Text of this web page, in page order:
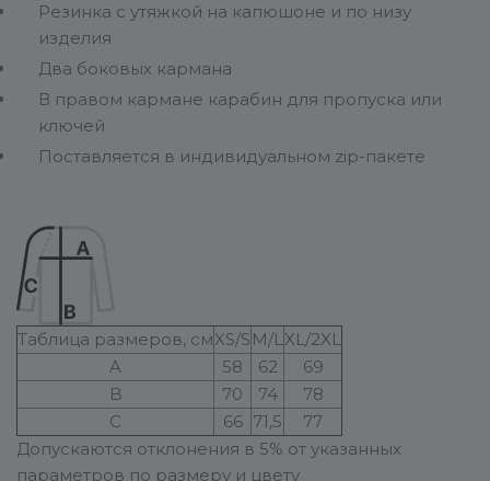
Резинка с утяжкой на капюшоне и по низу
изделия
Два боковых кармана
В правом кармане карабин для пропуска или
ключей
Поставляется в индивидуальном zip-пакете
Таблица размеров, смXS/S M/LXL/2XL
A
58 62
69
B
70 74
78
C
66 71,5
77
Допускаются отклонения в 5% от указанных
параметров по размеру и цвету